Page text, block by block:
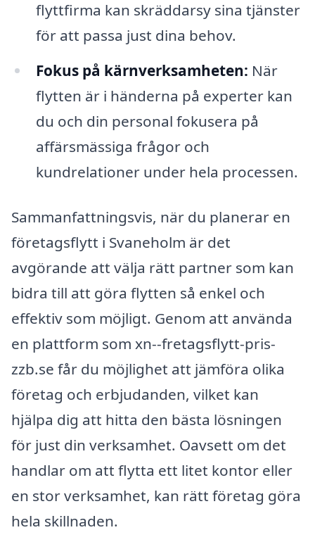
flyttfirma kan skräddarsy sina tjänster
för att passa just dina behov.
Fokus på kärnverksamheten: När
flytten är i händerna på experter kan
du och din personal fokusera på
affärsmässiga frågor och
kundrelationer under hela processen.
Sammanfattningsvis, när du planerar en
företagsflytt i Svaneholm är det
avgörande att välja rätt partner som kan
bidra till att göra flytten så enkel och
effektiv som möjligt. Genom att använda
en plattform som xn--fretagsflytt-pris-
zzb.se får du möjlighet att jämföra olika
företag och erbjudanden, vilket kan
hjälpa dig att hitta den bästa lösningen
för just din verksamhet. Oavsett om det
handlar om att flytta ett litet kontor eller
en stor verksamhet, kan rätt företag göra
hela skillnaden.